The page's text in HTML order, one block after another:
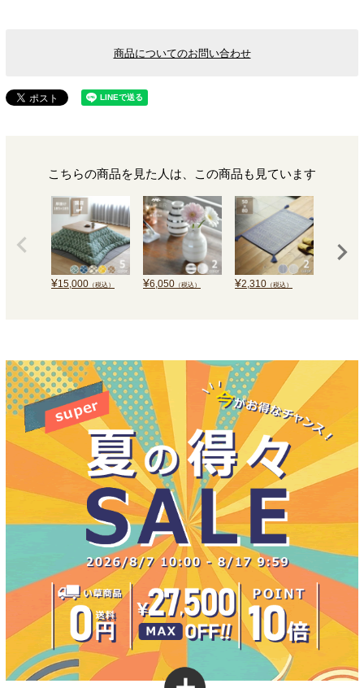
商品についてのお問い合わせ
こちらの商品を見た人は、この商品も見ています
¥15,000 （税込） ¥6,050 （税込） ¥2,310 （税込）